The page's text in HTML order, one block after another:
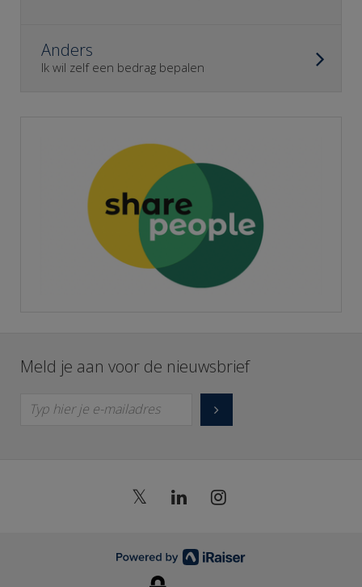
Anders
Ik wil zelf een bedrag bepalen
Meld je aan voor de nieuwsbrief
Typ hier je e-mailadres
𝕏